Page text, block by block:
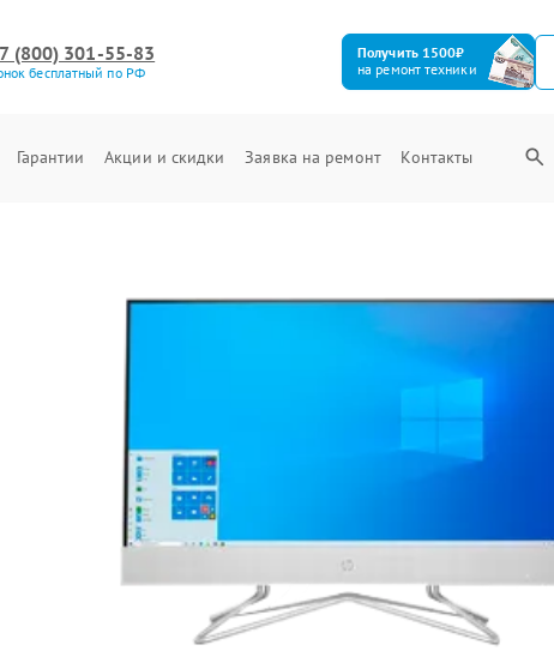
(800) 301-55-83
бесплатный по РФ
Получить 1500₽
на ремонт техники
Гарантии Акции и скидки Заявка на ремонт Контакты